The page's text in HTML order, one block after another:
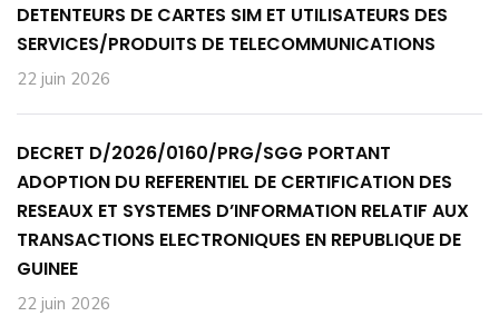
DETENTEURS DE CARTES SIM ET UTILISATEURS DES
SERVICES/PRODUITS DE TELECOMMUNICATIONS
22 juin 2026
DECRET D/2026/0160/PRG/SGG PORTANT
ADOPTION DU REFERENTIEL DE CERTIFICATION DES
RESEAUX ET SYSTEMES D’INFORMATION RELATIF AUX
TRANSACTIONS ELECTRONIQUES EN REPUBLIQUE DE
GUINEE
22 juin 2026